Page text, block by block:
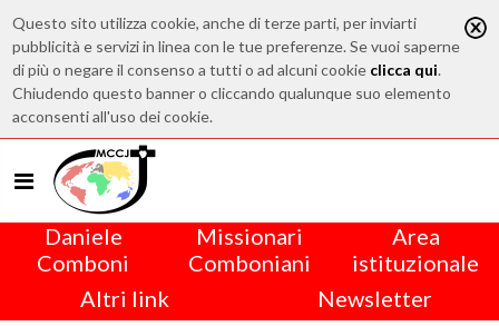
Questo sito utilizza cookie, anche di terze parti, per inviarti
pubblicità e servizi in linea con le tue preferenze. Se vuoi saperne
di più o negare il consenso a tutti o ad alcuni cookie clicca qui.
Chiudendo questo banner o cliccando qualunque suo elemento
acconsenti all'uso dei cookie.
Daniele
Comboni
Missionari
Comboniani
Area
istituzionale
Altri link
Newsletter